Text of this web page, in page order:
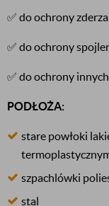
✅ do ochrony
✅ do ochrony
✅ do ochrony
PODŁOŻA:
stare powłoki
szpachlówki
stal